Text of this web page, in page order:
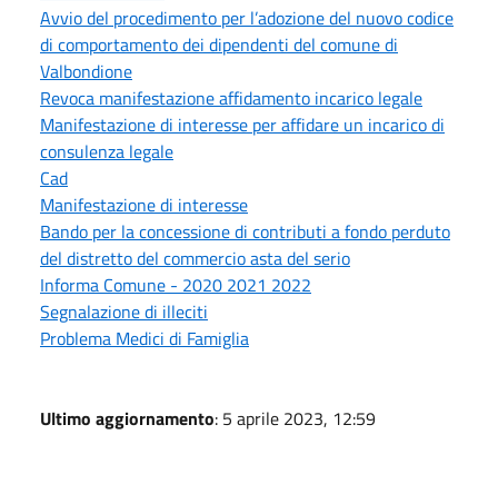
Avvio del procedimento per l’adozione del nuovo codice
di comportamento dei dipendenti del comune di
Valbondione
Revoca manifestazione affidamento incarico legale
Manifestazione di interesse per affidare un incarico di
consulenza legale
Cad
Manifestazione di interesse
Bando per la concessione di contributi a fondo perduto
del distretto del commercio asta del serio
Informa Comune - 2020 2021 2022
Segnalazione di illeciti
Problema Medici di Famiglia
Ultimo aggiornamento: 5 aprile 2023, 12:59